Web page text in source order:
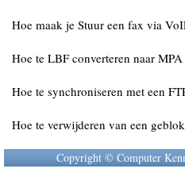
Hoe maak je Stuur een fax via
Hoe te LBF converteren naar MPA
Hoe te synchroniseren met een
Hoe te verwijderen van een
Copyright © Computer